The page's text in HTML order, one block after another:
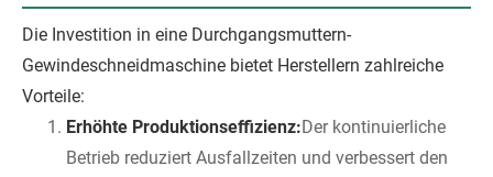
Die Investition in eine Durchgangsmuttern-
Gewindeschneidmaschine bietet Herstellern zahlreiche
Vorteile:
Erhöhte Produktionseffizienz:Der kontinuierliche
Betrieb reduziert Ausfallzeiten und verbessert den